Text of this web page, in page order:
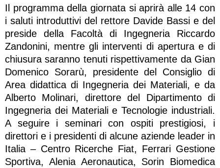
Il programma della giornata si aprirà alle 14 con
i saluti introduttivi del rettore Davide Bassi e del
preside della Facoltà di Ingegneria Riccardo
Zandonini, mentre gli interventi di apertura e di
chiusura saranno tenuti rispettivamente da Gian
Domenico Sorarù, presidente del Consiglio di
Area didattica di Ingegneria dei Materiali, e da
Alberto Molinari, direttore del Dipartimento di
Ingegneria dei Materiali e Tecnologie industriali.
A seguire i seminari con ospiti prestigiosi, i
direttori e i presidenti di alcune aziende leader in
Italia – Centro Ricerche Fiat, Ferrari Gestione
Sportiva, Alenia Aeronautica, Sorin Biomedica